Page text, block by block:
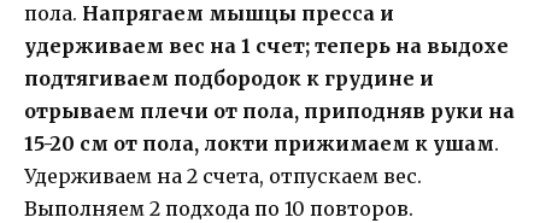
пола. Напрягаем мышцы пресса и
удерживаем вес на 1 счет; теперь на выдохе
подтягиваем подбородок к грудине и
отрываем плечи от пола, приподняв руки на
15-20 см от пола, локти прижимаем к ушам.
Удерживаем на 2 счета, отпускаем вес.
Выполняем 2 подхода по 10 повторов.